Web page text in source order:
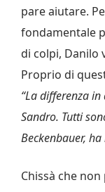
pare aiutare.
fondamentale
di colpi, Danilo
Proprio di
“La differenza in
Sandro. Tutti
Beckenbauer,
Chissà che